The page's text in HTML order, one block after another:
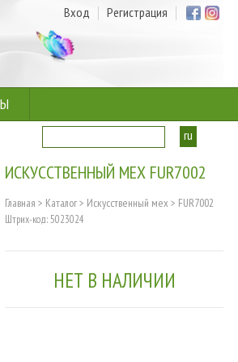
Вход Регистрация
ru
ИСКУССТВЕННЫЙ МЕХ FUR7002
Главная > Каталог> Искусственный мех> FUR7002
Штрих-код: 5023024
НЕТ В НАЛИЧИИ